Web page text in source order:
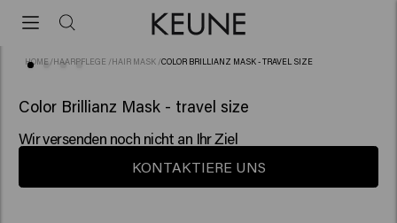
HOME /HAARPFLEGE /HAIR MASK /COLOR BRILLIANZ MASK - TRAVEL SIZE
Color Brillianz Mask - travel size
Wir versenden noch nicht an Ihr Ziel
KONTAKTIERE UNS